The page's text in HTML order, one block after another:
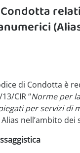
di Condotta è
CIR “Norme per
per servizi di
Alias nell’ambito